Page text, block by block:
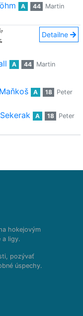
A 44
Martin
Detailne
A 44
Martin
A 18
Peter
A 18
Peter
hokejovým
a ligy.
pozývať
úspechy.